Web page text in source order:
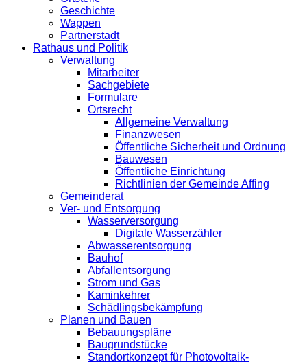
Geschichte
Wappen
Partnerstadt
Rathaus und Politik
Verwaltung
Mitarbeiter
Sachgebiete
Formulare
Ortsrecht
Allgemeine Verwaltung
Finanzwesen
Öffentliche Sicherheit und Ordnung
Bauwesen
Öffentliche Einrichtung
Richtlinien der Gemeinde Affing
Gemeinderat
Ver- und Entsorgung
Wasserversorgung
Digitale Wasserzähler
Abwasserentsorgung
Bauhof
Abfallentsorgung
Strom und Gas
Kaminkehrer
Schädlingsbekämpfung
Planen und Bauen
Bebauungspläne
Baugrundstücke
Standortkonzept für Photovoltaik-